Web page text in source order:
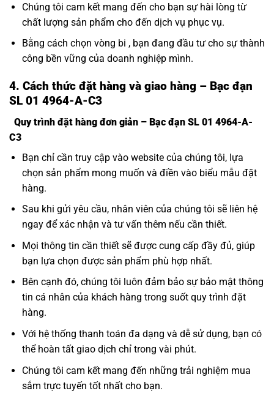
Chúng tôi cam kết mang đến cho bạn sự hài lòng từ
chất lượng sản phẩm cho đến dịch vụ phục vụ.
Bằng cách chọn vòng bi , bạn đang đầu tư cho sự thành
công bền vững của doanh nghiệp mình.
4. Cách thức đặt hàng và giao hàng – Bạc đạn
SL 01 4964-A-C3
Quy trình đặt hàng đơn giản – Bạc đạn SL 01 4964-A-
C3
Bạn chỉ cần truy cập vào website của chúng tôi, lựa
chọn sản phẩm mong muốn và điền vào biểu mẫu đặt
hàng.
Sau khi gửi yêu cầu, nhân viên của chúng tôi sẽ liên hệ
ngay để xác nhận và tư vấn thêm nếu cần thiết.
Mọi thông tin cần thiết sẽ được cung cấp đầy đủ, giúp
bạn lựa chọn được sản phẩm phù hợp nhất.
Bên cạnh đó, chúng tôi luôn đảm bảo sự bảo mật thông
tin cá nhân của khách hàng trong suốt quy trình đặt
hàng.
Với hệ thống thanh toán đa dạng và dễ sử dụng, bạn có
thể hoàn tất giao dịch chỉ trong vài phút.
Chúng tôi cam kết mang đến những trải nghiệm mua
sắm trực tuyến tốt nhất cho bạn.